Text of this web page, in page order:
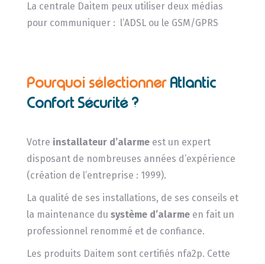
La centrale Daitem peux utiliser deux médias
pour communiquer : l’ADSL ou le GSM/GPRS
Pourquoi sélectionner Atlantic
Confort Sécurité ?
Votre installateur d’alarmeest un expert
disposant de nombreuses années d’expérience
(création de l’entreprise : 1999).
La qualité de ses installations, de ses conseils et
la maintenance du système d’alarmeen fait un
professionnel renommé et de confiance.
Les produits Daitem sont certifiés nfa2p. Cette